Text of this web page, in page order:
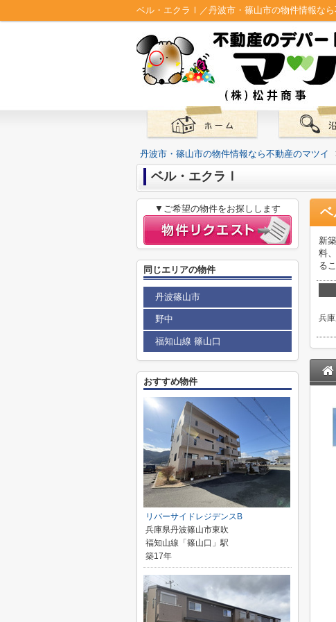
ベル・エクラⅠ／丹波市・篠山市の物件情報なら
丹波市・篠山市の物件情報なら不動産のマツイ
ベル・エクラⅠ
ベ
新
料
る
兵
▼ご希望の物件をお探しします
同じエリアの物件
丹波篠山市
野中
福知山線 篠山口
おすすめ物件
リバーサイドレジデンスB
兵庫県丹波篠山市東吹
福知山線「篠山口」駅
築17年